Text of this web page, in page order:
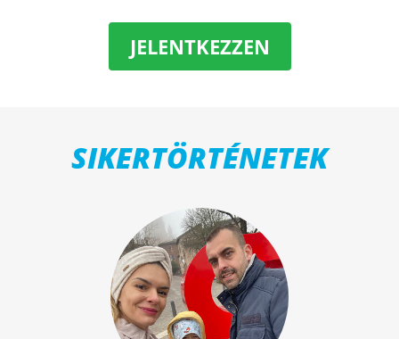
JELENTKEZZEN
SIKERTÖRTÉNETEK